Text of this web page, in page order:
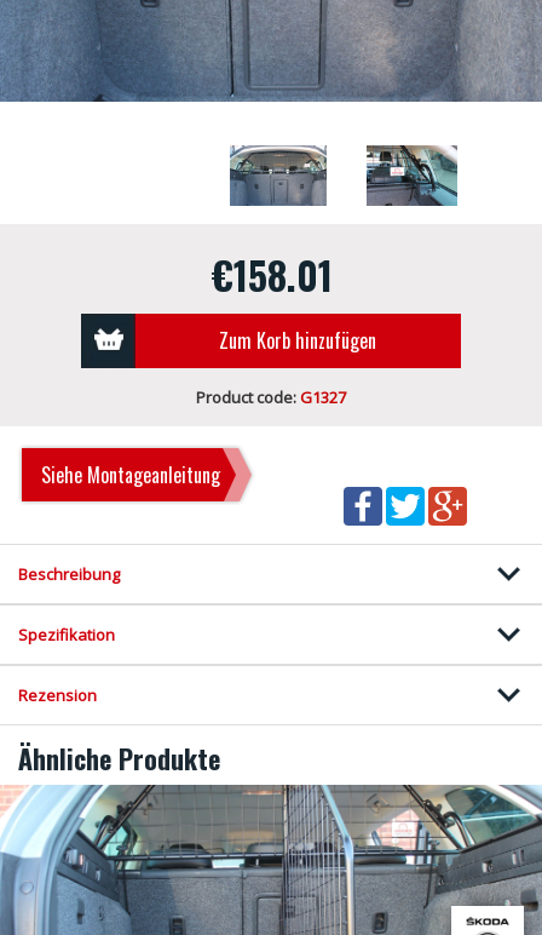
€158.01
Zum Korb hinzufügen
Product code:G1327
Siehe Montageanleitung
Beschreibung
Spezifikation
Rezension
Ähnliche Produkte